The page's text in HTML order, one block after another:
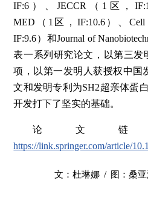
IF:6）、JECCR（1区，
MED（1区，IF:10.6）、Cell
IF:9.6）和Journal of
表一系列研究论文，以第三发
项，以第一发明人获授权中国
文和发明专利为SH2超亲体蛋
开发打下了坚实的基础。
论文链
https://link.springer.com/article/
文：杜琳娜 / 图：桑亚